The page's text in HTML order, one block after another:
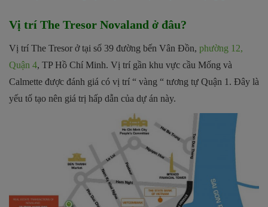
Vị trí The Tresor Novaland ở đâu?
Vị trí The Tresor ở tại số 39 đường bến Vân Đồn, phường 12,
Quận 4, TP Hồ Chí Minh. Vị trí gần khu vực cầu Mống và
Calmette được đánh giá có vị trí “ vàng “ tương tự Quận 1. Đây là
yếu tố tạo nên giá trị hấp dẫn của dự án này.